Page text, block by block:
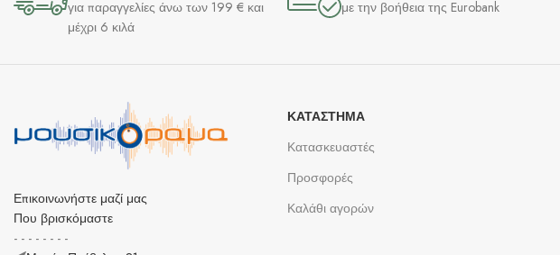
για παραγγελίες άνω των 199 € και
μέχρι 6 κιλά
με την βοήθεια της Eurobank
Επικοινωνήστε μαζί μας
Που βρισκόμαστε
- - - - - - - -
ΚΑΤΆΣΤΗΜΑ
Κατασκευαστές
Προσφορές
Καλάθι αγορών